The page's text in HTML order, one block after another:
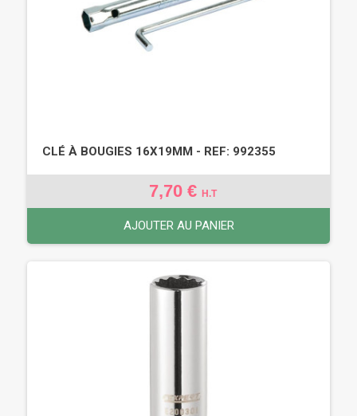
CLÉ À BOUGIES 16X19MM - REF: 992355
7,70 € H.T
AJOUTER AU PANIER